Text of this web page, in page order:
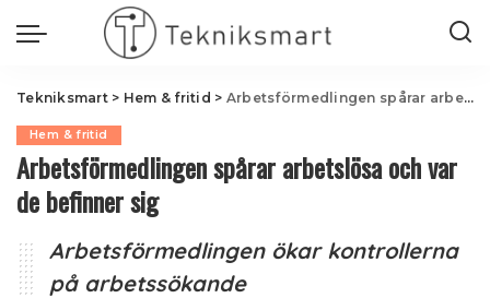
Tekniksmart> Hem & fritid > Arbetsförmedlingen spårar arbetslösa och var de befinner sig
Hem & fritid
Arbetsförmedlingen spårar arbetslösa och var
de befinner sig
Arbetsförmedlingen ökar kontrollerna
på arbetssökande